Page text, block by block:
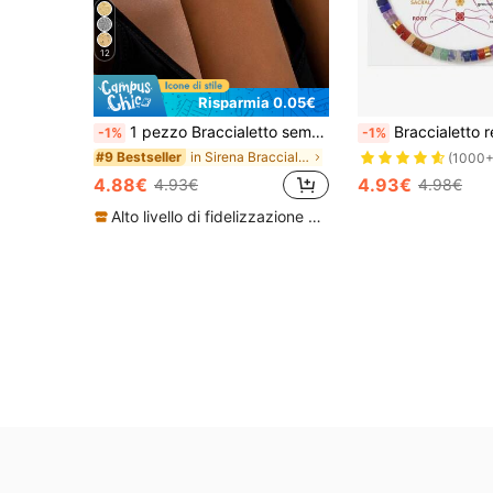
12
Risparmia 0.05€
-1% 1 pezzo Braccialetto semplice e alla moda a forma di stella marina, stile versatile da mare
#9 Bestseller in Sirena Bracciali da donna
4.88€ 4.93€
Alto livello di fidelizzazione dei clienti
-1% Braccialetto regolabile con perline in pietra naturale,
#8 Bestseller
#8 Bestseller
(1000+)
#8 Bestseller
(1000+)
#8 Bestseller
4.93€ 4.98€